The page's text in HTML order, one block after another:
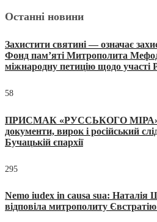
Останні новини
Захистити святині — означає
Фонд пам’яті Митрополита
міжнародну петицію щодо
58
ПРИСМАК «РУССЬКОГО МІРА»
документи, вирок і російський
Бучацькій єпархії
295
Nemo iudex in causa sua: Наталія
відповіла митрополиту Євстратію